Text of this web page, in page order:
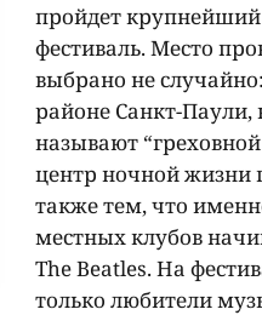
пройдет
фестиваль. Место
выбрано не
районе Санкт-Паули,
называют
центр ночной жизни
также тем, что
местных клубов
The Beatles. На
только любители